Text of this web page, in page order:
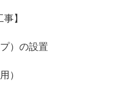
】
）の設置
）